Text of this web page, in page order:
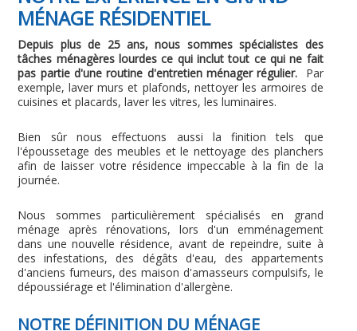
MÉNAGE RÉSIDENTIEL
Depuis plus de 25 ans, nous sommes spécialistes des
tâches ménagères lourdes ce qui inclut tout ce qui ne fait
pas partie d'une routine d'entretien ménager régulier. Par
exemple, laver murs et plafonds, nettoyer les armoires de
cuisines et placards, laver les vitres, les luminaires.
Bien sûr nous effectuons aussi la finition tels que
l'époussetage des meubles et le nettoyage des planchers
afin de laisser votre résidence impeccable à la fin de la
journée.
Nous sommes particulièrement spécialisés en grand
ménage après rénovations, lors d'un emménagement
dans une nouvelle résidence, avant de repeindre, suite à
des infestations, des dégâts d'eau, des appartements
d'anciens fumeurs, des maison d'amasseurs compulsifs, le
dépoussiérage et l'élimination d'allergène.
NOTRE DÉFINITION DU MÉNAGE